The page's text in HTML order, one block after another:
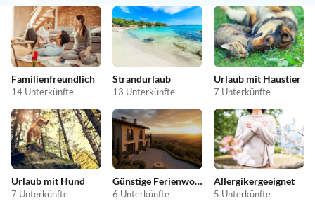
Familienfreundlich
14 Unterkünfte
Strandurlaub
13 Unterkünfte
Urlaub mit Haustier
7 Unterkünfte
Urlaub mit Hund
7 Unterkünfte
Günstige Ferienwohnungen
6 Unterkünfte
Allergikergeeignet
5 Unterkünfte